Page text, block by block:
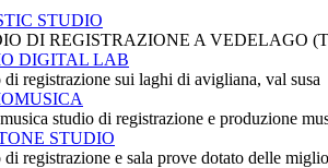
STUDIO
DI REGISTRAZIONE A VEDELAGO
DIGITAL LAB
di registrazione sui laghi di avigliana, val susa
studio di registrazione e produzione
STUDIO
di registrazione e sala prove dotato delle